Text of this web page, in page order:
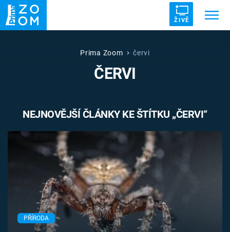
ŽIVĚ
UFO DRUHÁ SVĚTOVÁ VÁLKA
VETŘELCI DÁVNOVĚKU
Témata
Pořady
TV Program
Prima Zoom červi
ČERVI
NEJNOVĚJŠÍ ČLÁNKY KE ŠTÍTKU „ČERVI“
PŘÍRODA